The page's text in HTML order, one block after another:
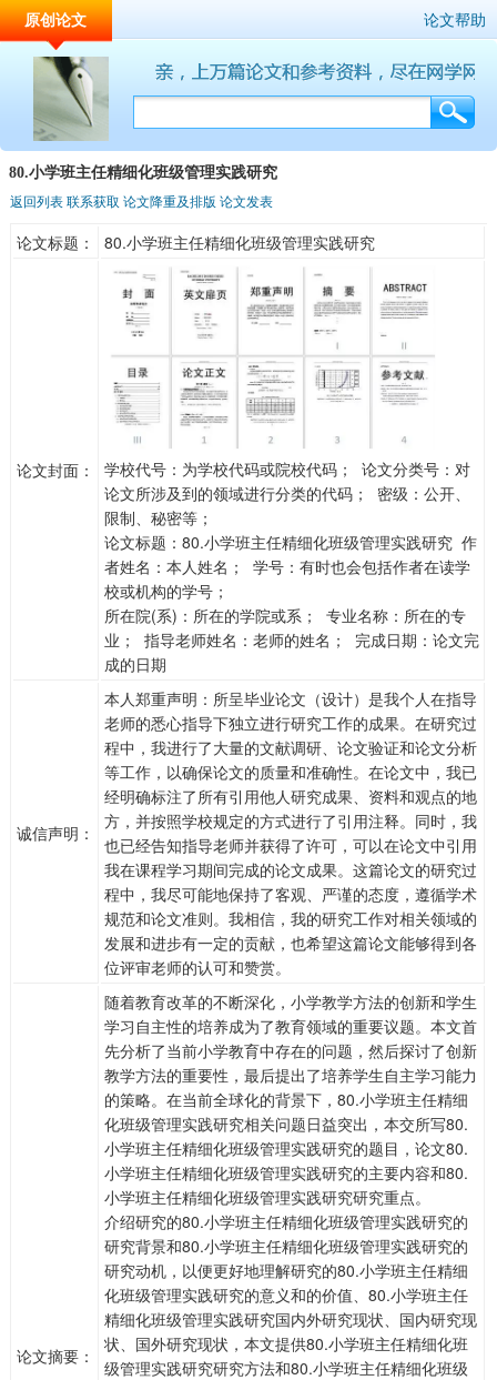
原创论文 论文帮助
80.小学班主任精细化班级管理实践研究
返回列表联系获取 论文降重及排版 论文发表
论文标题： 80.小学班主任精细化班级管理实践研究
论文封面：
学校代号：为学校代码或院校代码； 论文分类号：对
论文所涉及到的领域进行分类的代码； 密级：公开、
限制、秘密等；
论文标题：80.小学班主任精细化班级管理实践研究 作
者姓名：本人姓名； 学号：有时也会包括作者在读学
校或机构的学号；
所在院(系)：所在的学院或系； 专业名称：所在的专
业； 指导老师姓名：老师的姓名； 完成日期：论文完
成的日期
诚信声明：
本人郑重声明：所呈毕业论文（设计）是我个人在指导
老师的悉心指导下独立进行研究工作的成果。在研究过
程中，我进行了大量的文献调研、论文验证和论文分析
等工作，以确保论文的质量和准确性。在论文中，我已
经明确标注了所有引用他人研究成果、资料和观点的地
方，并按照学校规定的方式进行了引用注释。同时，我
也已经告知指导老师并获得了许可，可以在论文中引用
我在课程学习期间完成的论文成果。这篇论文的研究过
程中，我尽可能地保持了客观、严谨的态度，遵循学术
规范和论文准则。我相信，我的研究工作对相关领域的
发展和进步有一定的贡献，也希望这篇论文能够得到各
位评审老师的认可和赞赏。
论文摘要：
随着教育改革的不断深化，小学教学方法的创新和学生
学习自主性的培养成为了教育领域的重要议题。本文首
先分析了当前小学教育中存在的问题，然后探讨了创新
教学方法的重要性，最后提出了培养学生自主学习能力
的策略。在当前全球化的背景下，80.小学班主任精细
化班级管理实践研究相关问题日益突出，本交所写80.
小学班主任精细化班级管理实践研究的题目，论文80.
小学班主任精细化班级管理实践研究的主要内容和80.
小学班主任精细化班级管理实践研究研究重点。
介绍研究的80.小学班主任精细化班级管理实践研究的
研究背景和80.小学班主任精细化班级管理实践研究的
研究动机，以便更好地理解研究的80.小学班主任精细
化班级管理实践研究的意义和的价值、80.小学班主任
精细化班级管理实践研究国内外研究现状、国内研究现
状、国外研究现状，本文提供80.小学班主任精细化班
级管理实践研究研究方法和80.小学班主任精细化班级